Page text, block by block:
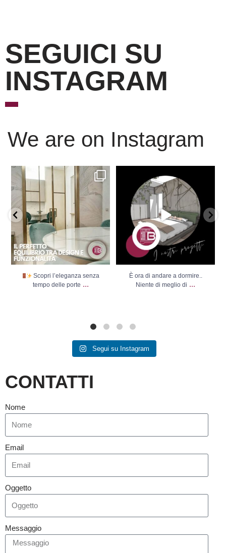
SEGUICI SU
INSTAGRAM
We are on Instagram
Scopri l’eleganza senza
tempo delle porte ...
Scopri l’eleganza senza
tempo delle porte ...
È ora di andare a dormire..
Niente di meglio di
È ora di andare a dormire..
Niente di meglio di ...
Segui su Instagram
CONTATTI
Nome
Email
Oggetto
Messaggio